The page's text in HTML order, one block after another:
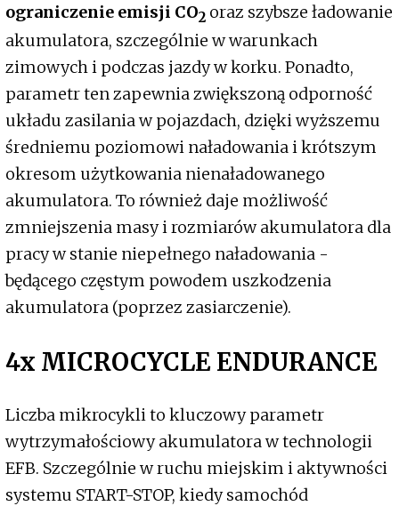
ograniczenie emisji CO2 oraz szybsze ładowanie
akumulatora, szczególnie w warunkach
zimowych i podczas jazdy w korku. Ponadto,
parametr ten zapewnia zwiększoną odporność
układu zasilania w pojazdach, dzięki wyższemu
średniemu poziomowi naładowania i krótszym
okresom użytkowania nienaładowanego
akumulatora. To również daje możliwość
zmniejszenia masy i rozmiarów akumulatora dla
pracy w stanie niepełnego naładowania -
będącego częstym powodem uszkodzenia
akumulatora (poprzez zasiarczenie).
4x MICROCYCLE ENDURANCE
Liczba mikrocykli to kluczowy parametr
wytrzymałościowy akumulatora w technologii
EFB. Szczególnie w ruchu miejskim i aktywności
systemu START-STOP, kiedy samochód